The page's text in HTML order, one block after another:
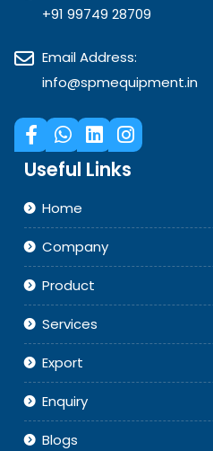
+91 99749 28709
Email Address:
info@spmequipment.in
Useful Links
Home
Company
Product
Services
Export
Enquiry
Blogs